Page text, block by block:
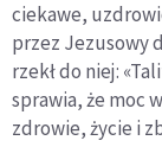
ciekawe,
przez Jezusowy
rzekł do niej:
sprawia, że moc
zdrowie, życie i